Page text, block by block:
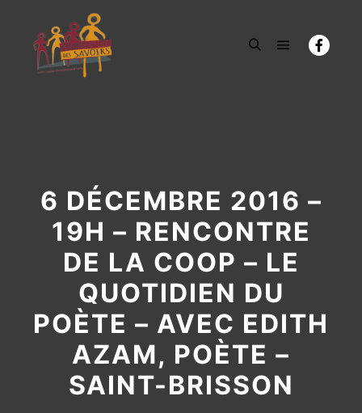
6 DÉCEMBRE 2016 –
19H – RENCONTRE
DE LA COOP – LE
QUOTIDIEN DU
POÈTE – AVEC EDITH
AZAM, POÈTE –
SAINT-BRISSON